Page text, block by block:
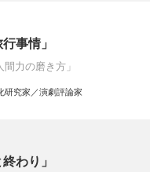
事情」
力の磨き方」
研究家／演劇評論家
わり」